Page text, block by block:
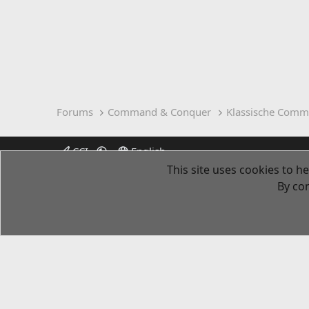
Forums Command & Conquer Klassische
CCI English
This site uses cookies to
By